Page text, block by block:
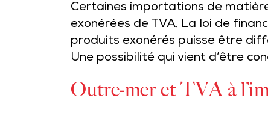
Certaines importations de
exonérées de TVA. La loi de
produits exonérés puisse être
Une possibilité qui vient d’être
Outre-mer et TVA à